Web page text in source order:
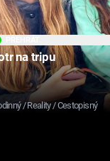
na tripu
/ Reality / Cestopisný